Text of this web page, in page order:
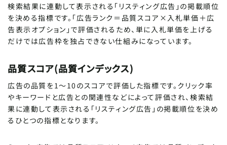
検索結果に連動して表示される「リスティング広告」の掲載順位
を決める指標です。「広告ランク＝品質スコア×入札単価＋広
告表示オプション」で評価されるため、単に入札単価を上げる
だけでは広告枠を独占できない仕組みになっています。
品質スコア(品質インデックス)
広告の品質を1～10のスコアで評価した指標です。クリック率
やキーワードと広告との関連性などによって評価され、検索結
果に連動して表示される「リスティング広告」の掲載順位を決め
るひとつの指標となります。